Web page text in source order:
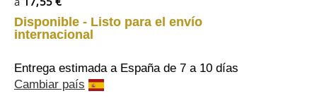
Disponible - Listo para el envío
internacional
Entrega estimada a España de 7 a 10 días
Cambiar país